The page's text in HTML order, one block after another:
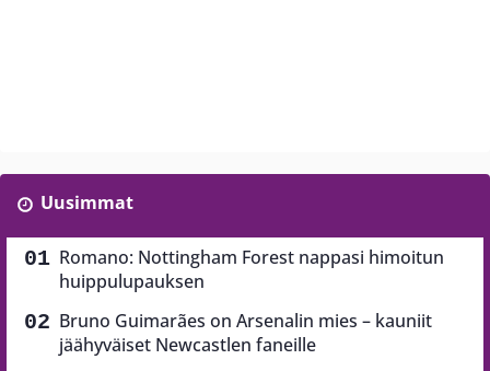
Uusimmat
Romano: Nottingham Forest nappasi himoitun
huippulupauksen
Bruno Guimarães on Arsenalin mies – kauniit
jäähyväiset Newcastlen faneille